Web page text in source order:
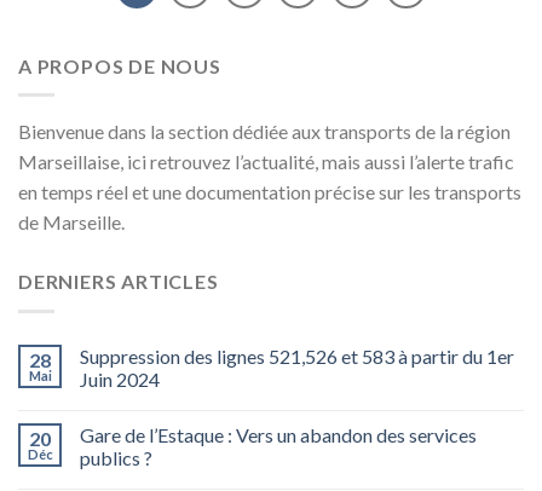
A PROPOS DE NOUS
Bienvenue dans la section dédiée aux transports de la région
Marseillaise, ici retrouvez l’actualité, mais aussi l’alerte trafic
en temps réel et une documentation précise sur les transports
de Marseille.
DERNIERS ARTICLES
28
Mai
Suppression des lignes 521,526 et 583 à partir du 1er
Juin 2024
20
Déc
Gare de l’Estaque : Vers un abandon des services
publics ?